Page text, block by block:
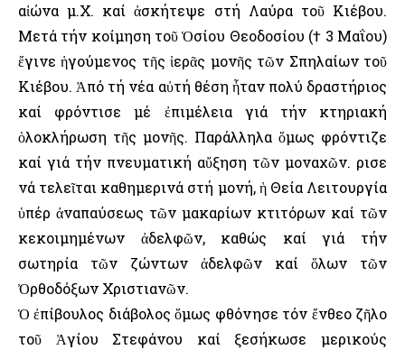
αἰώνα μ.Χ. καί ἀσκήτεψε στή Λαύρα τοῦ Κιέβου.
Μετά τήν κοίμηση τοῦ Ὁσίου Θεοδοσίου († 3 Μαΐου)
ἔγινε ἡγούμενος τῆς ἱερᾶς μονῆς τῶν Σπηλαίων τοῦ
Κιέβου. Ἀπό τή νέα αὐτή θέση ἦταν πολύ δραστήριος
καί φρόντισε μέ ἐπιμέλεια γιά τήν κτηριακή
ὁλοκλήρωση τῆς μονῆς. Παράλληλα ὅμως φρόντιζε
καί γιά τήν πνευματική αὔξηση τῶν μοναχῶν. Ὅρισε
νά τελεῖται καθημερινά στή μονή, ἡ Θεία Λειτουργία
ὑπέρ ἀναπαύσεως τῶν μακαρίων κτιτόρων καί τῶν
κεκοιμημένων ἀδελφῶν, καθώς καί γιά τήν
σωτηρία τῶν ζώντων ἀδελφῶν καί ὅλων τῶν
Ὀρθοδόξων Χριστιανῶν.
Ὁ ἐπίβουλος διάβολος ὅμως φθόνησε τόν ἔνθεο ζῆλο
τοῦ Ἁγίου Στεφάνου καί ξεσήκωσε μερικούς